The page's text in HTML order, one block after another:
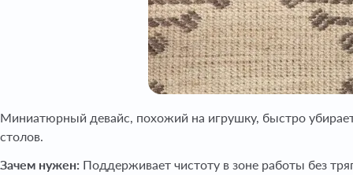
Миниатюрный девайс, похожий на игрушку, быстро
столов.
Зачем нужен: Поддерживает чистоту в зоне работы без